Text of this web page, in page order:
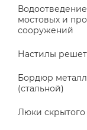
мостовых и
сооружений
Настилы
Бордюр
(стальной)
Люки